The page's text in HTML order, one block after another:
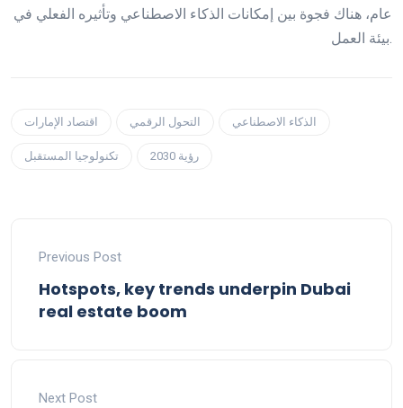
عام، هناك فجوة بين إمكانات الذكاء الاصطناعي وتأثيره الفعلي في
بيئة العمل.
اقتصاد الإمارات التحول الرقمي الذكاء الاصطناعي
تكنولوجيا المستقبل رؤية 2030
Previous Post
Hotspots, key trends underpin Dubai
real estate boom
Next Post